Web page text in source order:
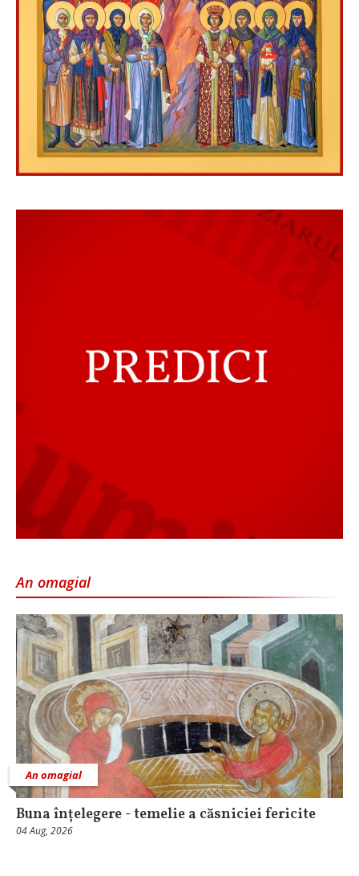
An omagial
An omagial
Buna înțelegere - temelie a căsniciei fericite
04 Aug, 2026